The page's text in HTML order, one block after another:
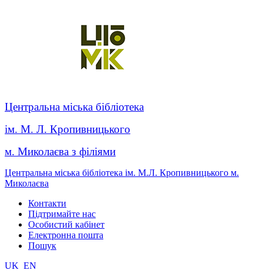
Центральна міська бібліотека
ім. М. Л. Кропивницького
м. Миколаєва з філіями
Центральна міська бібліотека ім. М.Л. Кропивницького м.
Миколаєва
Контакти
Підтримайте нас
Особистий кабінет
Електронна пошта
Пошук
UK EN